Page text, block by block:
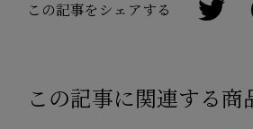
この記事をシェアする
この記事に関連する商